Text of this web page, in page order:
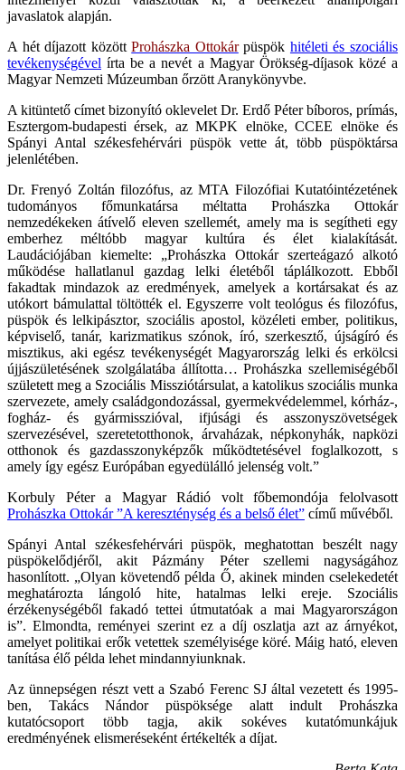
javaslatok alapján.
A hét díjazott közöttProhászka Ottokárpüspök hitéleti és szociális
tevékenységével írta be a nevét a Magyar Örökség-díjasok közé a
Magyar Nemzeti Múzeumban őrzött Aranykönyvbe.
A kitüntető címet bizonyító oklevelet Dr. Erdő Péter bíboros, prímás,
Esztergom-budapesti érsek, az MKPK elnöke, CCEE elnöke és
Spányi Antal székesfehérvári püspök vette át, több püspöktársa
jelenlétében.
Dr. Frenyó Zoltán filozófus, az MTA Filozófiai Kutatóintézetének
tudományos főmunkatársa méltatta Prohászka Ottokár
nemzedékeken átívelő eleven szellemét, amely ma is segítheti egy
emberhez méltóbb magyar kultúra és élet kialakítását.
Laudációjában kiemelte: „Prohászka Ottokár szerteágazó alkotó
működése hallatlanul gazdag lelki életéből táplálkozott. Ebből
fakadtak mindazok az eredmények, amelyek a kortársakat és az
utókort bámulattal töltötték el. Egyszerre volt teológus és filozófus,
püspök és lelkipásztor, szociális apostol, közéleti ember, politikus,
képviselő, tanár, karizmatikus szónok, író, szerkesztő, újságíró és
misztikus, aki egész tevékenységét Magyarország lelki és erkölcsi
újjászületésének szolgálatába állította… Prohászka szellemiségéből
született meg a Szociális Missziótársulat, a katolikus szociális munka
szervezete, amely családgondozással, gyermekvédelemmel, kórház-,
fogház- és gyármisszióval, ifjúsági és asszonyszövetségek
szervezésével, szeretetotthonok, árvaházak, népkonyhák, napközi
otthonok és gazdasszonyképzők működtetésével foglalkozott, s
amely így egész Európában egyedülálló jelenség volt.”
Korbuly Péter a Magyar Rádió volt főbemondója felolvasott
Prohászka Ottokár ”A kereszténység és a belső élet” című művéből.
Spányi Antal székesfehérvári püspök, meghatottan beszélt nagy
püspökelődjéről, akit Pázmány Péter szellemi nagyságához
hasonlított. „Olyan követendő példa Ő, akinek minden cselekedetét
meghatározta lángoló hite, hatalmas lelki ereje. Szociális
érzékenységéből fakadó tettei útmutatóak a mai Magyarországon
is”. Elmondta, reményei szerint ez a díj oszlatja azt az árnyékot,
amelyet politikai erők vetettek személyisége köré. Máig ható, eleven
tanítása élő példa lehet mindannyiunknak.
Az ünnepségen részt vett a Szabó Ferenc SJ által vezetett és 1995-
ben, Takács Nándor püspöksége alatt indult Prohászka
kutatócsoport több tagja, akik sokéves kutatómunkájuk
eredményének elismeréseként értékelték a díjat.